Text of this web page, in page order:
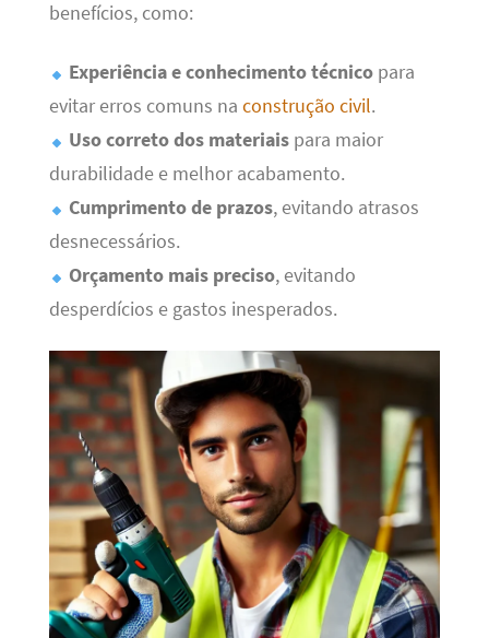
benefícios, como:
Experiência e conhecimento técnicopara
evitar erros comuns na construção civil.
Uso correto dos materiaispara maior
durabilidade e melhor acabamento.
Cumprimento de prazos, evitando atrasos
desnecessários.
Orçamento mais preciso, evitando
desperdícios e gastos inesperados.